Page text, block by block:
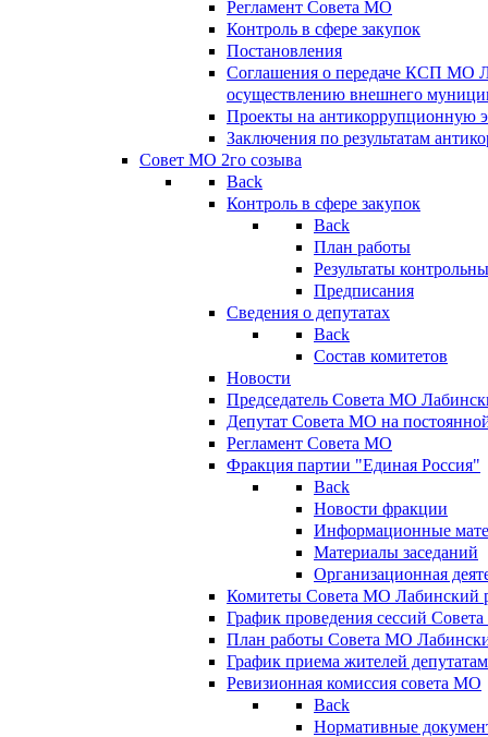
Регламент Совета МО
Контроль в сфере закупок
Постановления
Соглашения о передаче КСП МО
осуществлению внешнего
Проекты на антикоррупционную
Заключения по результатам
Совет МО 2го созыва
Back
Контроль в сфере закупок
Back
План работы
Результаты
Предписания
Сведения о депутатах
Back
Состав комитетов
Новости
Председатель Совета МО
Депутат Совета МО на
Регламент Совета МО
Фракция партии "Единая Россия"
Back
Новости фракции
Информационные
Материалы заседаний
Организационная
Комитеты Совета МО Лабинский
График проведения сессий
План работы Совета МО
График приема жителей
Ревизионная комиссия совета МО
Back
Нормативные